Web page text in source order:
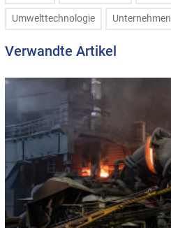
Umwelttechnologie Unternehmen
Verwandte Artikel